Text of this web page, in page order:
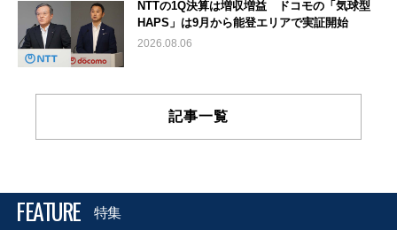
NTTの1Q決算は増収増益 ドコモの「気球型
HAPS」は9月から能登エリアで実証開始
2026.08.06
記事一覧
FEATURE 特集